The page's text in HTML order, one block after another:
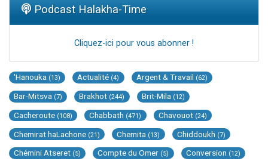
Podcast Halakha-Time
Cliquez-ici pour vous abonner !
'Hanouka (13) Actualité (4) Argent & Travail (62)
Bar-Mitsva (7) Brakhot (244) Brit-Mila (12)
Cacheroute (108) Chabbath (471) Chavouot (24)
Chemirat haLachone (21) Chemita (13) Chiddoukh (7)
Chémini Atseret (5) Compte du Omer (5) Conversion (12)